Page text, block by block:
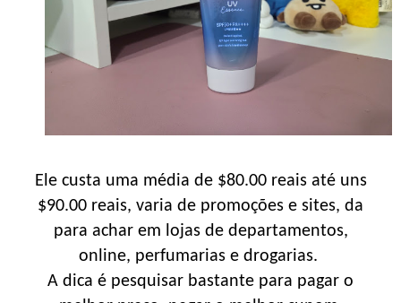
Ele custa uma média de $80.00 reais até uns
$90.00 reais, varia de promoções e sites, da
para achar em lojas de departamentos,
online, perfumarias e drogarias.
A dica é pesquisar bastante para pagar o